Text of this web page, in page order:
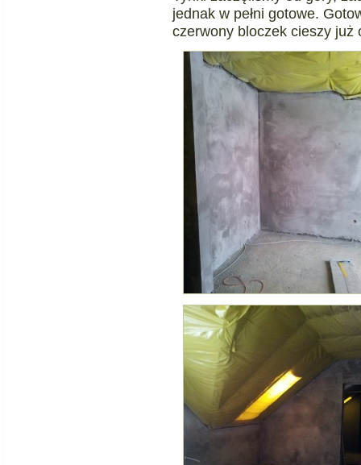
jednak w pełni gotowe.
czerwony bloczek cieszy już